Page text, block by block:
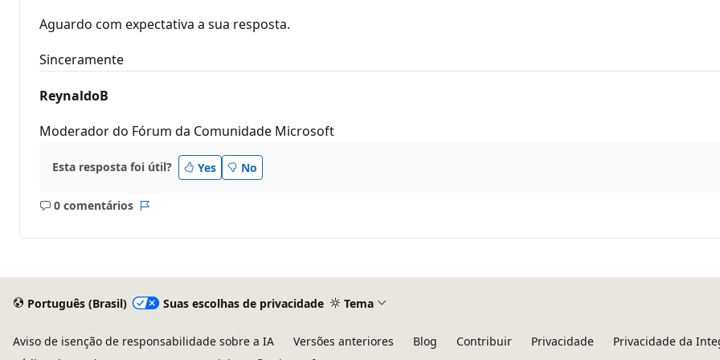
Aguardo com expectativa a sua resposta.
Sinceramente
ReynaldoB
Moderador do Fórum da Comunidade Microsoft
Esta resposta foi útil? Yes No
0 comentários
Sem
Português (Brasil) Suas escolhas de privacidade Tema
Aviso de isenção de responsabilidade sobre a IA Versões anteriores Blog Contribuir Privacidade Privacidade da